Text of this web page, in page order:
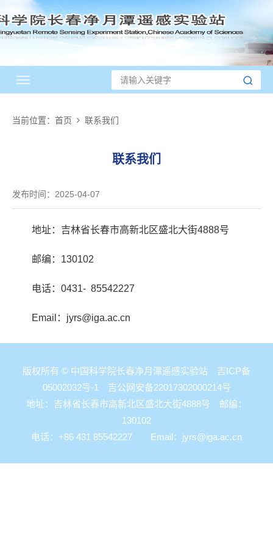
Toggle
navigation
当前位置： 首页 联系我们
联系我们
发布时间：2025-04-07
地址：吉林省长春市高新北区盛北大街4888号
邮编：130102
电话：0431- 85542227
Email：jyrs@iga.ac.cn
版权所有 © 中国科学院长春净月潭遥感实验站 吉ICP备
05002032号-1
吉公网安备22017302000214号
地址：吉林省长春市高新北区盛北大街4888号 邮编：
130102
电话：+86 431 85542227 Email： jyrs@iga.ac.cn